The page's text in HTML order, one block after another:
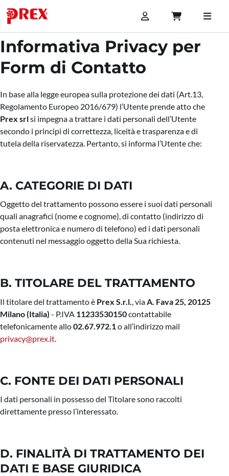
Informativa Privacy per
Form di Contatto
In base alla legge europea sulla protezione dei dati (Art.13,
Regolamento Europeo 2016/679) l’Utente prende atto che
Prex srlsi impegna a trattare i dati personali dell’Utente
secondo i principi di correttezza, liceità e trasparenza e di
tutela della riservatezza. Pertanto, si informa l’Utente che:
A. CATEGORIE DI DATI
Oggetto del trattamento possono essere i suoi dati personali
quali anagrafici (nome e cognome), di contatto (indirizzo di
posta elettronica e numero di telefono) ed i dati personali
contenuti nel messaggio oggetto della Sua richiesta.
B. TITOLARE DEL TRATTAMENTO
Il titolare del trattamento è Prex S.r.l. , via A. Fava 25, 20125
Milano (Italia) - P.IVA 11233530150contattabile
telefonicamente allo02.67.972.1 o all’indirizzo mail
privacy@prex.it
C. FONTE DEI DATI PERSONALI
I dati personali in possesso del Titolare sono raccolti
direttamente presso l’interessato.
D. FINALITÀ DI TRATTAMENTO DEI
DATI E BASE GIURIDICA